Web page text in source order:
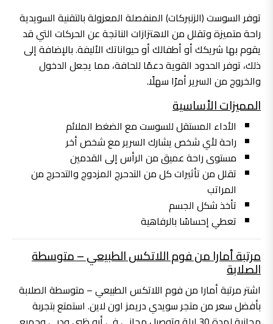
توفر السوست (الزنبركات) المنفصلة المعزولة بالتقنية السويدية
راحة متميزة وتقلل من الاهتزازات الناتجة عن الحركات التي قد
يقوم بها شريكك أو أطفالك أو حيواناتك الأليفة. بالإضافة إلى
ذلك، توفر الحدود القوية دعمًا للحافة، مما يجعل الدخول
والخروج من السرير أمرًا سهلًا.
المميزات الأساسية
الأداء المستقل للسوست مع الضغط الملائم
راحة لأي شخص يشارك السرير مع شخص أخر
مستوى راحة عميق من الرأس إلى القدمين
تقلل من تأثيرات كل من التدحرج المزدوج والتدحرج من
المراتب
تأخذ شكل الجسم
تعطي إحساسًا بالرفاهية
مرتبة أمارا من فوم اللاتكس الطبيعي – متوسطة
الصلابة
اشتر مرتبة أمارا من فوم اللاتكس الطبيعي – متوسطة الصلابة
بأفضل سعر من متجر سويدي دريمز اون لاين. استمتع بتجربة